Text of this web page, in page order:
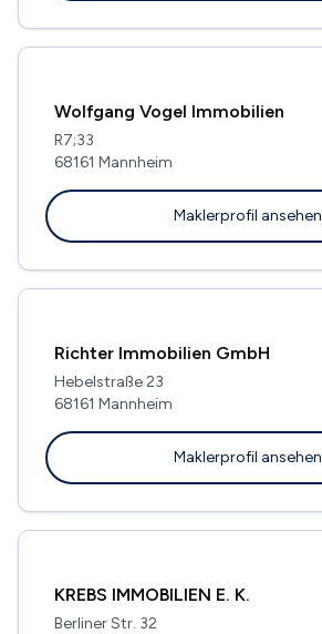
Wolfgang Vogel Immobilien
R7;33
68161 Mannheim
Maklerprofil ansehen
Richter Immobilien GmbH
Hebelstraße 23
68161 Mannheim
Maklerprofil ansehen
KREBS IMMOBILIEN E. K.
Berliner Str. 32